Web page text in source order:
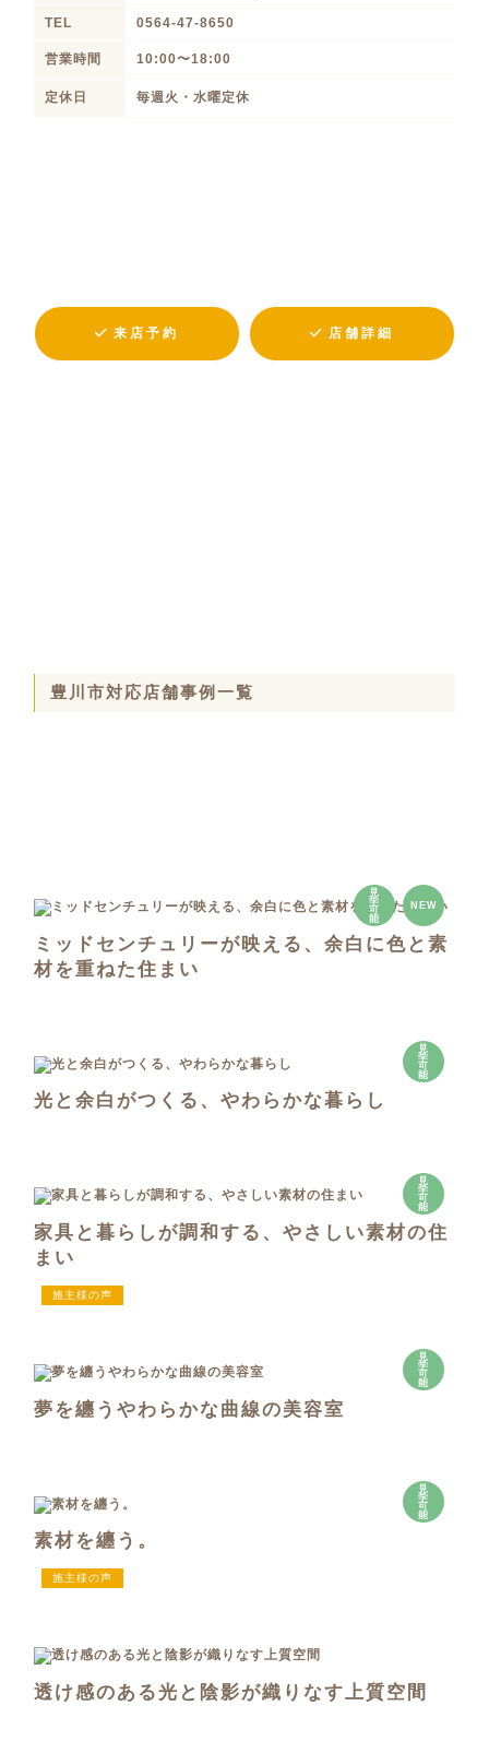
TEL 0564-47-8650
営業時間 10:00〜18:00
定休日 毎週火・水曜定休
来店予約 店舗詳細
豊川市対応店舗事例一覧
見
学
可
能
NEW
ミッドセンチュリーが映える、余白に色と素
材を重ねた住まい
見
学
可
能
光と余白がつくる、やわらかな暮らし
見
学
可
能
家具と暮らしが調和する、やさしい素材の住
まい
施主様の声
見
学
可
能
夢を纏うやわらかな曲線の美容室
見
学
可
能
素材を纏う。
施主様の声
透け感のある光と陰影が織りなす上質空間